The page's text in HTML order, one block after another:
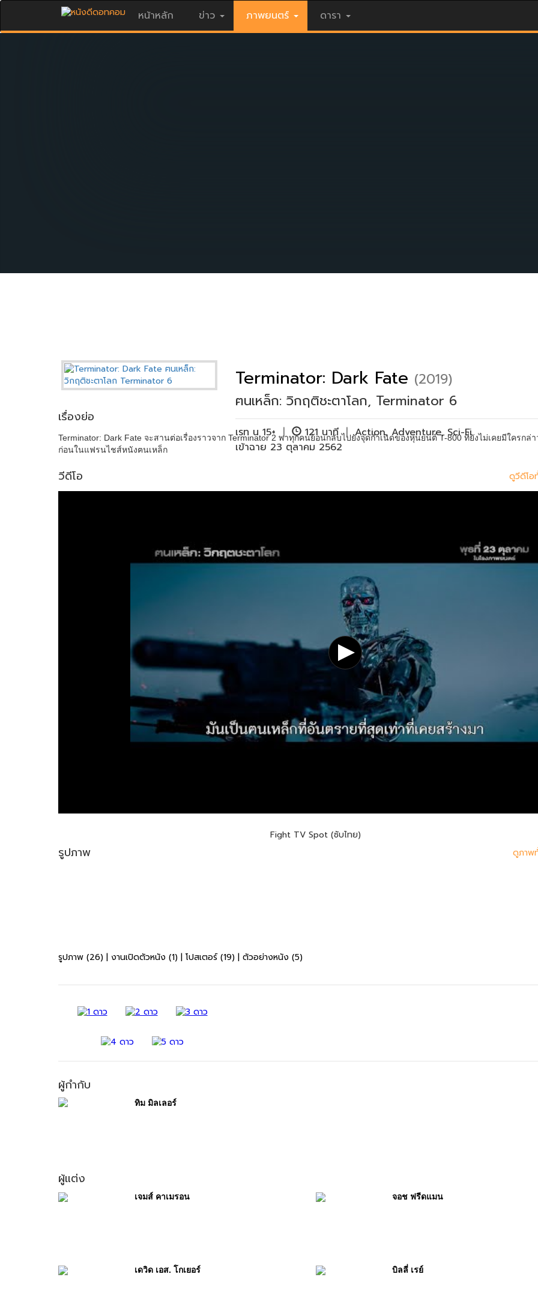
หน้าหลัก ข่าว ภาพยนตร์ ดารา
Terminator: Dark Fate (2019)
ฅนเหล็ก: วิกฤติชะตาโลก, Terminator 6
เรท น 15+| 121 นาที| Action,Adventure,Sci-Fi
เข้าฉาย 23 ตุลาคม 2562
เรื่องย่อ
Terminator: Dark Fate จะสานต่อเรื่องราวจาก Terminator 2 พาทุกคนย้อนกลับไปยังจุดกำเนิดของหุ่นยนต์ T-800 ที่ยังไม่เคยมีใครกล่า
ก่อนในแฟรนไชส์หนังฅนเหล็ก
วีดีโอ ดูวีดีโอ
Fight TV Spot (ซับไทย)
รูปภาพ ดูภาพ
รูปภาพ (26) | งานเปิดตัวหนัง (1) | โปสเตอร์ (19) | ตัวอย่างหนัง (5)
ผู้กำกับ
ทิม มิลเลอร์
ผู้แต่ง
เจมส์ คาเมรอน จอช ฟรีดแมน
เดวิด เอส. โกเยอร์ บิลลี่ เรย์